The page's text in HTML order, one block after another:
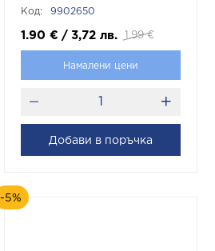
APT1 Бяло 9902650 VITO
Код: 9902650
1.90 € / 3,72 лв. 1.99 €
Намалени цени
Добави в поръчка
-5%